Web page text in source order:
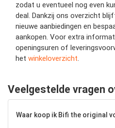
zodat u eventueel nog even
deal. Dankzij ons overzicht
nieuwe aanbiedingen en
aankopen. Voor extra
openingsuren of
het winkeloverzicht.
Veelgestelde vragen
Waar koop ik Bifi the original